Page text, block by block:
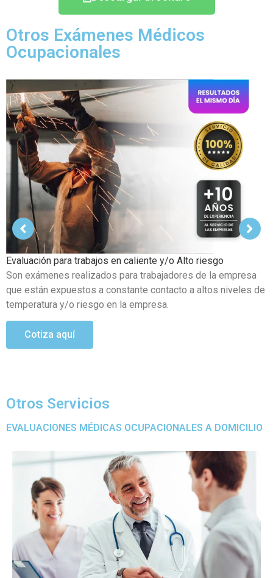
Otros Exámenes Médicos
Ocupacionales
Examen Médico Ocupacional de Reincorporación Laboral
Este examen se realiza al colaborador que se incorpora a la
organización luego de haber sufrido alguna incapacidad
temporal propia del trabajo.
Cotiza aquí
Otros Servicios
EVALUACIONES MÉDICAS OCUPACIONALES A DOMICILIO